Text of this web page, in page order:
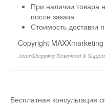
При наличии товара
после заказа
Стоимость доставки
Copyright
JoomShopping Download &
Бесплатная консультация